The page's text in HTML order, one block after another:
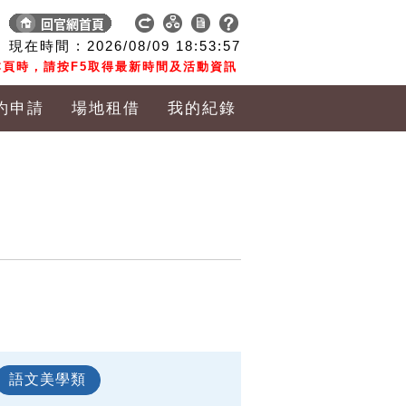
現在時間 : 2026/08/09 18:53:58
時，請按F5取得最新時間及活動資訊
申請 場地租借 我的紀錄
語文美學類